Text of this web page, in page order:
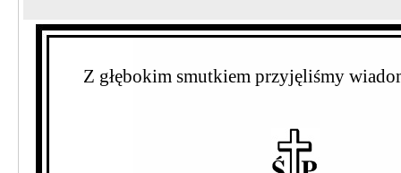
Z głębokim smutkiem przyjęliśmy